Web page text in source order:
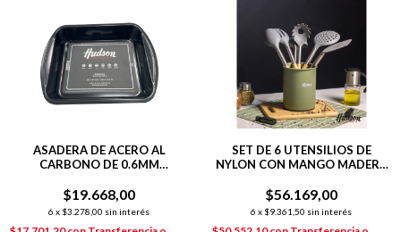
ASADERA DE ACERO AL
CARBONO DE 0.6MM
$19.668,00
6 x $3.278,00 sin interés
SET DE 6 UTENSILIOS DE
NYLON CON MANGO MADERA
$56.169,00
6 x $9.361,50 sin interés